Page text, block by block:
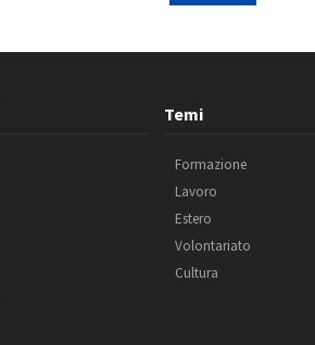
Temi
Formazione
Lavoro
Estero
Volontariato
Cultura